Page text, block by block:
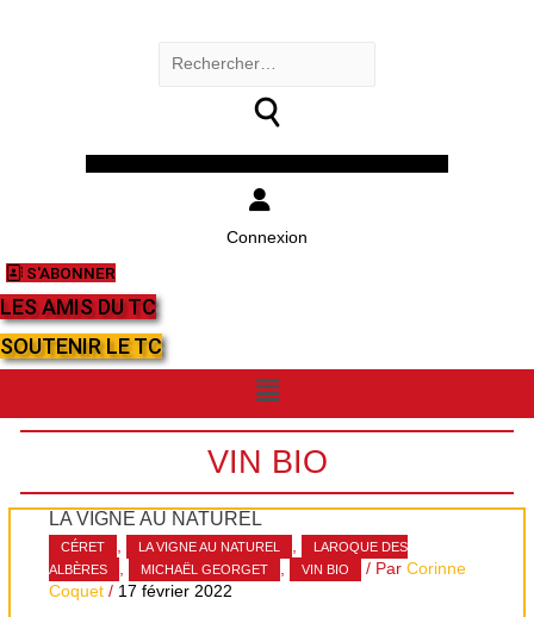
Rechercher :
Connexion
S'ABONNER
LES AMIS DU TC
SOUTENIR LE TC
Menu
VIN BIO
LA VIGNE AU NATUREL
CÉRET , LA VIGNE AU NATUREL ,
LAROQUE DES
ALBÈRES
, MICHAËL GEORGET , VIN BIO / ParCorinne
Coquet / 17 février 2022